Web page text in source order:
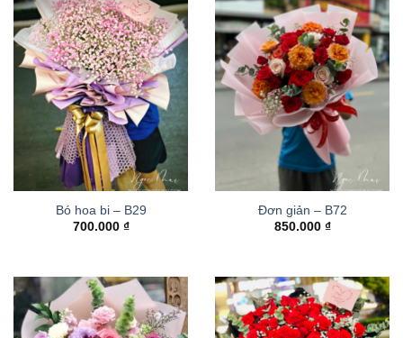
Bó hoa bi – B29
700.000 ₫
Đơn giản – B72
850.000 ₫